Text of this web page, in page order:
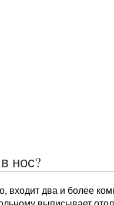
нос?
входит два и более